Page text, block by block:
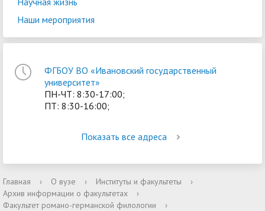
Наши мероприятия
ФГБОУ ВО «Ивановский государственный
университет»
ПН-ЧТ: 8:30-17:00;
ПТ: 8:30-16:00;
Показать все адреса
Главная › О вузе › Институты и факультеты
›
Архив информации о факультетах
›
Факультет романо-германской филологии
›